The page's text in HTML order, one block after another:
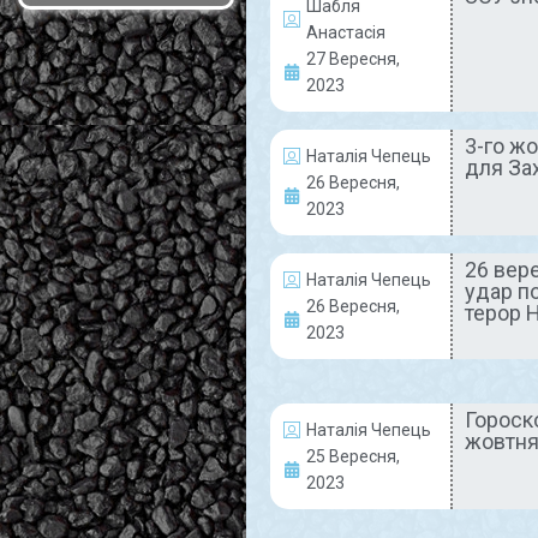
Шабля
Анастасія
27 Вересня,
2023
Наталія Чепець
26 Вересня,
2023
3-го
для
Наталія Чепець
26 Вересня,
2023
26
удар
терор
Наталія Чепець
25 Вересня,
2023
30 Вересня, 2023
Коментарів немає
НАШІ ЛЮДИ
Вітаємо з ювілеєм
нашого шановного
колегу Андрія
Кащина!